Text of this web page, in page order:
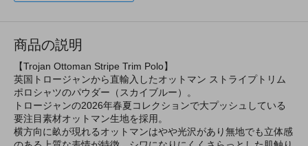
商品の説明
【Trojan Ottoman Stripe Trim Polo】
英国トロージャンから直輸入したオットマン ストライプトリム
ポロシャツのパウダー（スカイブルー）。
トロージャンの2026年春夏コレクションで大プッシュしている
要注目素材オットマン生地を採用。
横方向に畝が現れるオットマンはやや光沢があり無地でも立体感